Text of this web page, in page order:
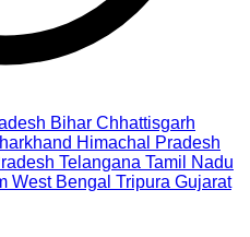
Bihar Chhattisgarh
Himachal Pradesh
Telangana Tamil Nadu
West Bengal Tripura Gujarat